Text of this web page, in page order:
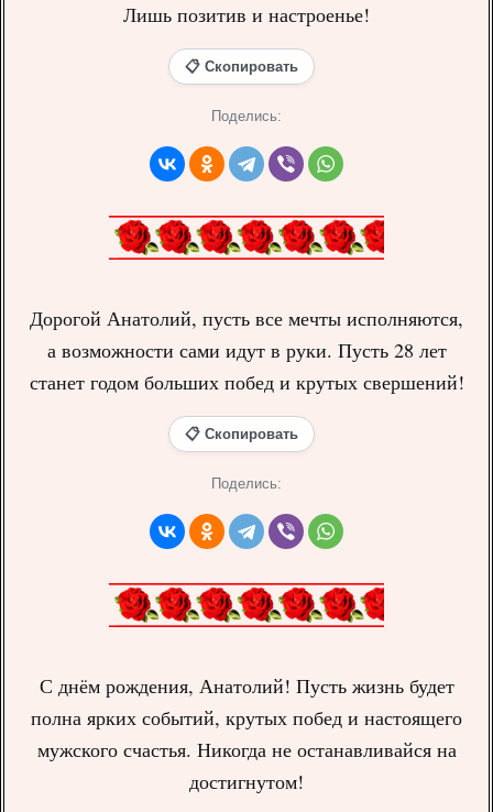
Лишь позитив и настроенье!
📋 Скопировать
Поделись:
Дорогой Анатолий, пусть все мечты исполняются,
а возможности сами идут в руки. Пусть 28 лет
станет годом больших побед и крутых свершений!
📋 Скопировать
Поделись:
С днём рождения, Анатолий! Пусть жизнь будет
полна ярких событий, крутых побед и настоящего
мужского счастья. Никогда не останавливайся на
достигнутом!